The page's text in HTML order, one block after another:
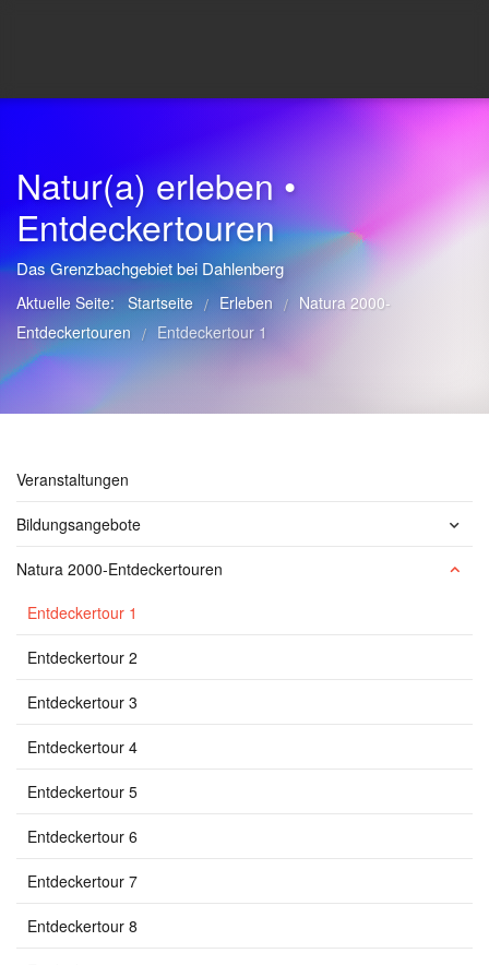
Natur(a) erleben •
Entdeckertouren
Das Grenzbachgebiet bei Dahlenberg
Aktuelle Seite: Startseite / Erleben / Natura 2000-
Entdeckertouren / Entdeckertour 1
Veranstaltungen
Bildungsangebote
Natura 2000-Entdeckertouren
Entdeckertour 1
Entdeckertour 2
Entdeckertour 3
Entdeckertour 4
Entdeckertour 5
Entdeckertour 6
Entdeckertour 7
Entdeckertour 8